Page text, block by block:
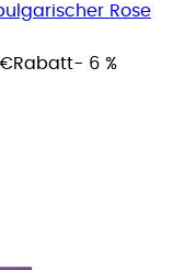
Rose
€Rabatt- 6 %